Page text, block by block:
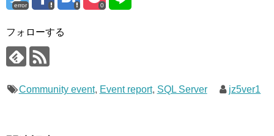
error 0
フォローする
Community event, Event report, SQL Server jz5ver1